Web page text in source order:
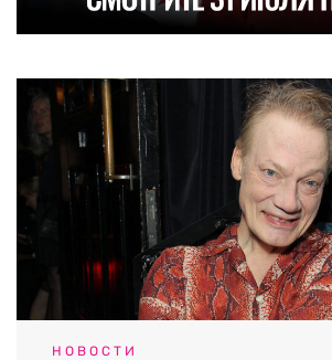
НОВОСТИ